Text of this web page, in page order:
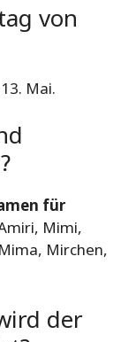
von
Mai.
für
Mimi,
Mirchen,
der